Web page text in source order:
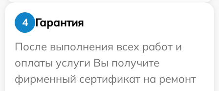
4
Гарантия
После выполнения всех работ и
оплаты услуги Вы получите
фирменный сертификат на ремонт